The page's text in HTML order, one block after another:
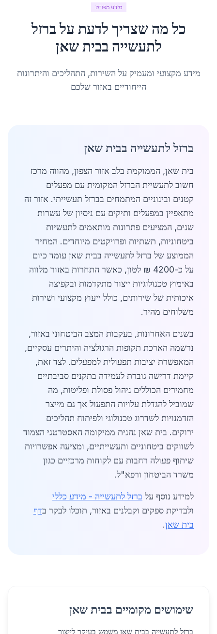
מידע מפורט
כל מה שצריך לדעת עלברזל
לתעשייה בבית שאן
מידע מקצועי ומעמיק על השירות, התהליכים והיתרונות
הייחודיים באזור שלכם
ברזל לתעשייה בבית שאן
בית שאן, הממוקמת בלב אזור הצפון, מהווה מרכז
חשוב לתעשיית הברזל המקומית עם מפעלים
קטנים ובינוניים המתמחים בברזל תעשייתי. אזור זה
מתאפיין במפעלים ותיקים עם ניסיון של עשרות
שנים, המציעים פתרונות מותאמים לתעשיות
ביטחוניות, תשתיות ופרויקטים מיוחדים. המחיר
הממוצע של ברזל לתעשייה בבית שאן עומד כיום
על כ-4200 ₪ לטון, כאשר התחרות באזור מלווה
באימוץ טכנולוגיות ייצור מתקדמות ובקפיצה
איכותית של שירותים, כולל ייעוץ מקצועי ושירות
משלוחים מהיר.
בשנים האחרונות, בעקבות המצב הביטחוני באזור,
נרשמה הארכת תקופות הרגולציה והיתרים עסקיים,
המאפשרת יציבות תפעולית למפעלים. לצד זאת,
קיימת דרישה גוברת לעמידה בתקנים סביבתיים
מחמירים הכוללים ניהול פסולת ופליטות, מה
שמוביל להגדלת עלויות התפעול אך גם מייצר
הזדמנויות לשדרוג טכנולוגי ולפיתוח תהליכים
ירוקים. בית שאן נהנית ממיקומה האסטרטגי הצמוד
לשווקים ביטחוניים ותעשייתיים, ומציעה אפשרויות
שיתוף פעולה רחבות עם לקוחות מרכזיים כגון
משרד הביטחון ורפא"ל.
למידע נוסף על ברזל לתעשייה - מידע כללי
ולבדיקת ספקים וקבלנים באזור, תוכלו לבקר בדף
בית שאן.
שימושים מקומיים בבית שאן
ברזל לתעשייה בבית שאן משמש בעיקר לייצור